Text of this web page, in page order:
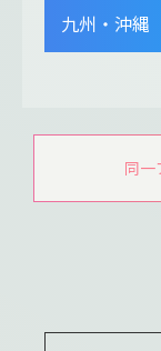
九州・沖縄
同一